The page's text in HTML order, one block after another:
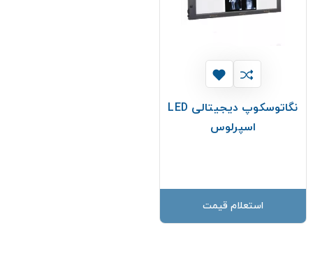
نگاتوسکوپ دیجیتالی LED
اسپرلوس
استعلام قیمت